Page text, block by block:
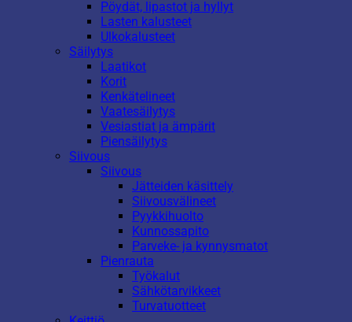
Pöydät, lipastot ja hyllyt
Lasten kalusteet
Ulkokalusteet
Säilytys
Laatikot
Korit
Kenkätelineet
Vaatesäilytys
Vesiastiat ja ämpärit
Piensäilytys
Siivous
Siivous
Jätteiden käsittely
Siivousvälineet
Pyykkihuolto
Kunnossapito
Parveke- ja kynnysmatot
Pienrauta
Työkalut
Sähkötarvikkeet
Turvatuotteet